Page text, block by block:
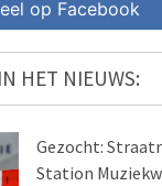
op Facebook
HET NIEUWS:
Gezocht:
Station